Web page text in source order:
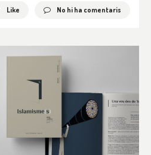
Like No hi ha comentaris